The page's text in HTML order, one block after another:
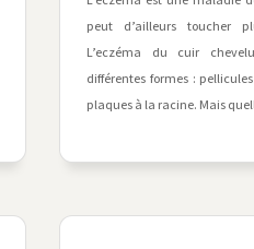
peut d’ailleurs toucher
L’eczéma du cuir
différentes formes :
plaques à la racine. Mais